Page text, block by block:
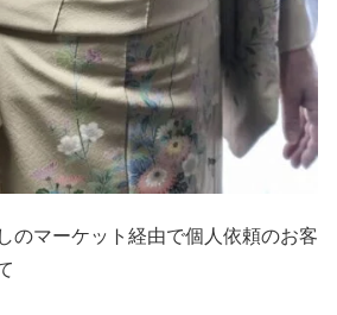
のマーケット経由で個人依頼のお客